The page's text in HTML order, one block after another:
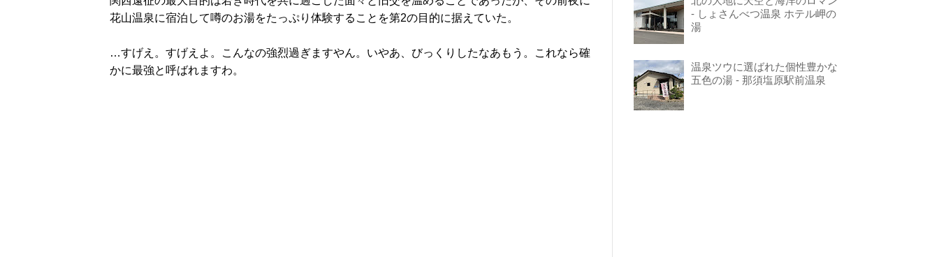
花山温泉に宿泊して噂のお湯をたっぷり体験することを第2の目的に据えていた。
…すげえ。すげえよ。こんなの強烈過ぎますやん。いやあ、びっくりしたなあもう。これなら確
かに最強と呼ばれますわ。
- しょさんべつ温泉 ホテル岬の
湯
温泉ツウに選ばれた個性豊かな
五色の湯 - 那須塩原駅前温泉